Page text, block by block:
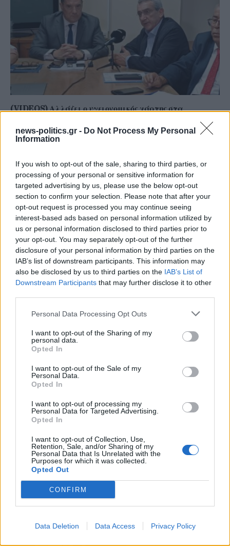
news-politics.gr - Do Not Process My Personal
Information
If you wish to opt-out of the sale, sharing to third parties, or
processing of your personal or sensitive information for
targeted advertising by us, please use the below opt-out
section to confirm your selection. Please note that after your
opt-out request is processed you may continue seeing
interest-based ads based on personal information utilized by
us or personal information disclosed to third parties prior to
your opt-out. You may separately opt-out of the further
disclosure of your personal information by third parties on the
IAB’s list of downstream participants. This information may
also be disclosed by us to third parties on the IAB’s List of
Downstream Participants that may further disclose it to other
Personal Data Processing Opt Outs
I want to opt-out of the Sharing of my
personal data.
Opted In
I want to opt-out of the Sale of my
Personal Data.
Opted In
I want to opt-out of processing my
Personal Data for Targeted Advertising.
Opted In
I want to opt-out of Collection, Use,
Retention, Sale, and/or Sharing of my
Personal Data that Is Unrelated with the
Purposes for which it was collected.
Opted Out
CONFIRM
Data Deletion Data Access Privacy Policy
(VIDEOS) Αλλάζει ο υγειονομικός χάρτης στα
ενίσχυση του ΕΣΥ στη Ρόδο, σύμφωνα με τον υπ. Υγείας,
Άδωνη Γεωργιάδη